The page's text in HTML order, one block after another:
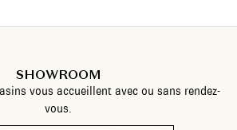
SHOWROOM
vous accueillent avec ou sans rendez-
vous.